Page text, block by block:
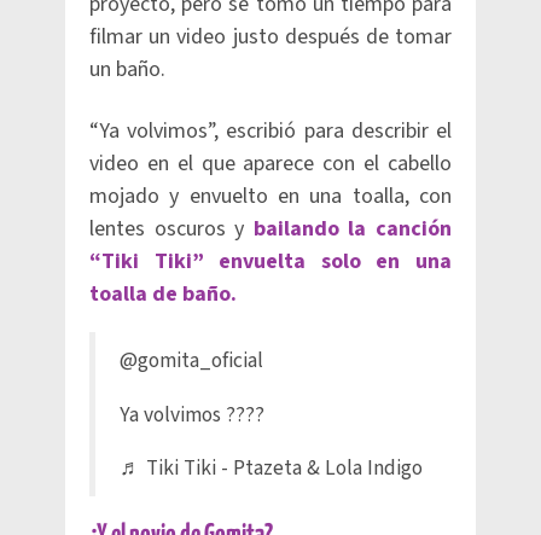
filmar un video justo después de tomar
un baño.
“Ya volvimos”, escribió para describir el
video en el que aparece con el cabello
mojado y envuelto en una toalla, con
lentes oscuros y bailando la canción
“Tiki Tiki” envuelta solo en una
toalla de baño.
@gomita_oficial
Ya volvimos ????
♬ Tiki Tiki - Ptazeta & Lola Indigo